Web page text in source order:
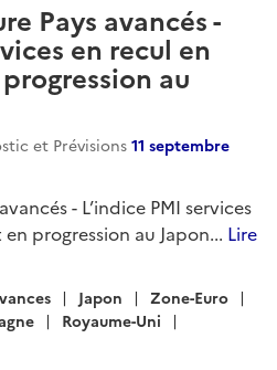
Pays avancés -
en recul en
au
et Prévisions 11 septembre
- L’indice PMI services
progression au Japon... Lire
Japon
Zone-Euro
Royaume-Uni